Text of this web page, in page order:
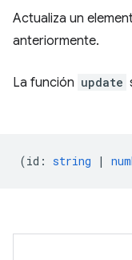
Actualiza un
anteriormente.
La función update
(id : string |